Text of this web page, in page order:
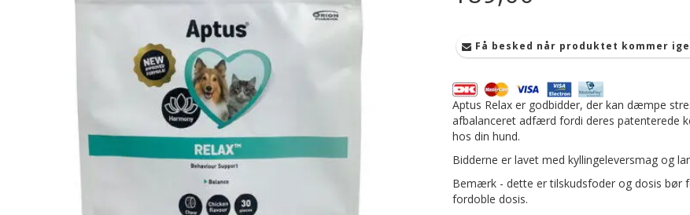
Få besked når produktet kommer
Aptus Relax er godbidder, der kan dæmpe
afbalanceret adfærd fordi deres patenterede
hos din hund.
Bidderne er lavet med kyllingeleversmag og
Bemærk - dette er tilskudsfoder og dosis bør
fordoble dosis.